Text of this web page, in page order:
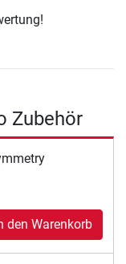
Zubehör
den Warenkorb